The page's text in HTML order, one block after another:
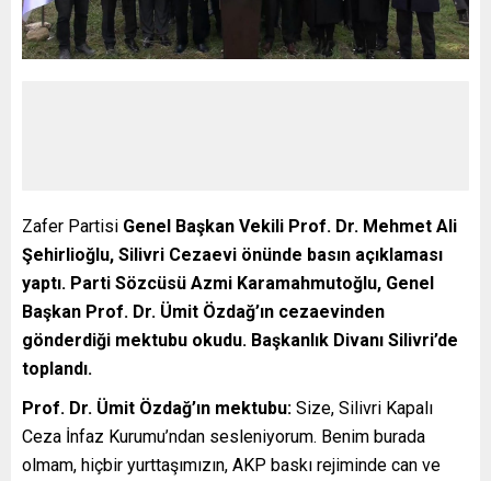
Zafer Partisi Genel Başkan Vekili Prof. Dr. Mehmet Ali
Şehirlioğlu, Silivri Cezaevi önünde basın açıklaması
yaptı. Parti Sözcüsü Azmi Karamahmutoğlu, Genel
Başkan Prof. Dr. Ümit Özdağ’ın cezaevinden
gönderdiği mektubu okudu. Başkanlık Divanı Silivri’de
toplandı.
Prof. Dr. Ümit Özdağ’ın mektubu: Size, Silivri Kapalı
Ceza İnfaz Kurumu’ndan sesleniyorum. Benim burada
olmam, hiçbir yurttaşımızın, AKP baskı rejiminde can ve